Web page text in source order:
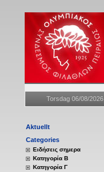
Torsdag 06/08/2026
Aktuellt
Categories
Eιδήσεις σημερα
Κατηγορία Β
Κατηγορία Γ